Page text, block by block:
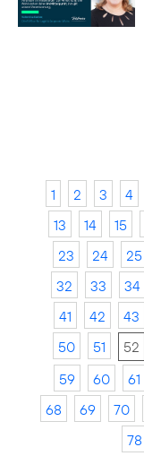
1 2 3 4
13
14 15
23
24 25
32
33 34
41
42 43
50
51 52
59
60 61
68
69 70
78